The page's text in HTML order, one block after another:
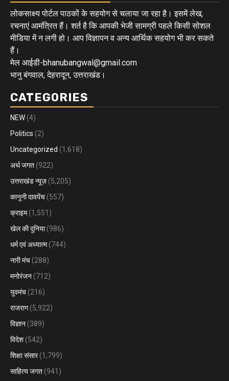
लोकसाक्ष्य पोर्टल पाठकों के सहयोग से चलाया जा रहा है। इसमें लेख,
रचनाएं आमंत्रित हैं। शर्त है कि आपकी भेजी सामग्री पहले किसी सोशल
मीडिया में न लगी हो। आप विज्ञापन व अन्य आर्थिक सहयोग भी कर सकते
हैं।
मेल आईडी-bhanubangwal@gmail.com
भानु बंगवाल, देहरादून, उत्तराखंड।
CATEGORIES
NEW (4)
Politics (2)
Uncategorized (1,618)
अर्थ जगत (922)
उत्तराखंड न्यूज़ (5,205)
कानूनी दावपेंच (557)
क्राइम(1,551)
खेल की दुनिया(986)
धर्म एवं अध्यात्म(744)
नारी मंच (288)
मनोरंजन (712)
युवमंच (216)
राजराग(5,922)
विज्ञान (389)
विदेश (542)
शिक्षा संसार(1,799)
साहित्य जगत (941)